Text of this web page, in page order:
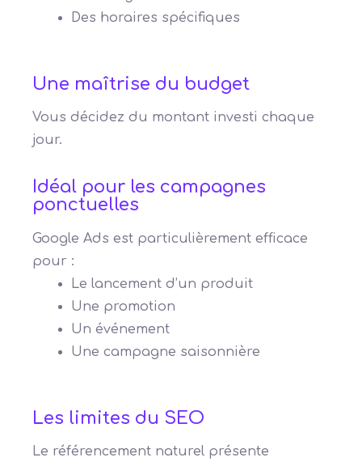
Des horaires spécifiques
Une maîtrise du budget
Vous décidez du montant investi chaque
jour.
Idéal pour les campagnes
ponctuelles
Google Ads est particulièrement efficace
pour :
Le lancement d’un produit
Une promotion
Un événement
Une campagne saisonnière
Les limites du SEO
Le référencement naturel présente